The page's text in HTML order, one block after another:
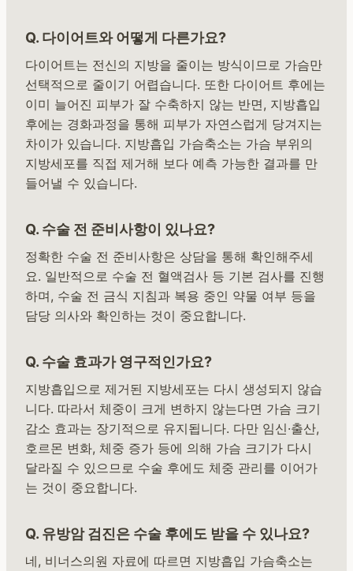
Q. 다이어트와 어떻게 다른가요?
다이어트는 전신의 지방을 줄이는 방식이므로 가슴만
선택적으로 줄이기 어렵습니다. 또한 다이어트 후에는
이미 늘어진 피부가 잘 수축하지 않는 반면, 지방흡입
후에는 경화과정을 통해 피부가 자연스럽게 당겨지는
차이가 있습니다. 지방흡입 가슴축소는 가슴 부위의
지방세포를 직접 제거해 보다 예측 가능한 결과를 만
들어낼 수 있습니다.
Q. 수술 전 준비사항이 있나요?
정확한 수술 전 준비사항은 상담을 통해 확인해주세
요. 일반적으로 수술 전 혈액검사 등 기본 검사를 진행
하며, 수술 전 금식 지침과 복용 중인 약물 여부 등을
담당 의사와 확인하는 것이 중요합니다.
Q. 수술 효과가 영구적인가요?
지방흡입으로 제거된 지방세포는 다시 생성되지 않습
니다. 따라서 체중이 크게 변하지 않는다면 가슴 크기
감소 효과는 장기적으로 유지됩니다. 다만 임신·출산,
호르몬 변화, 체중 증가 등에 의해 가슴 크기가 다시
달라질 수 있으므로 수술 후에도 체중 관리를 이어가
는 것이 중요합니다.
Q. 유방암 검진은 수술 후에도 받을 수 있나요?
네, 비너스의원 자료에 따르면 지방흡입 가슴축소는